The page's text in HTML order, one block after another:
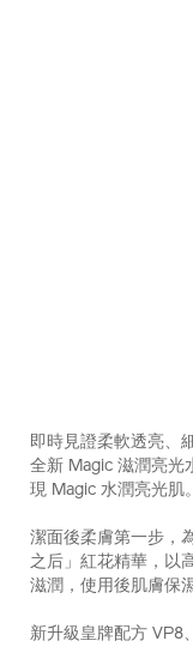
編
號：
10121044101_hk
即時見證柔軟透亮、
全新 Magic 滋潤亮光
現 Magic 水潤亮光肌。
潔面後柔膚第一步，
之后」紅花精華，以
滋潤，使用後肌膚保
新升級皇牌配方 VP8